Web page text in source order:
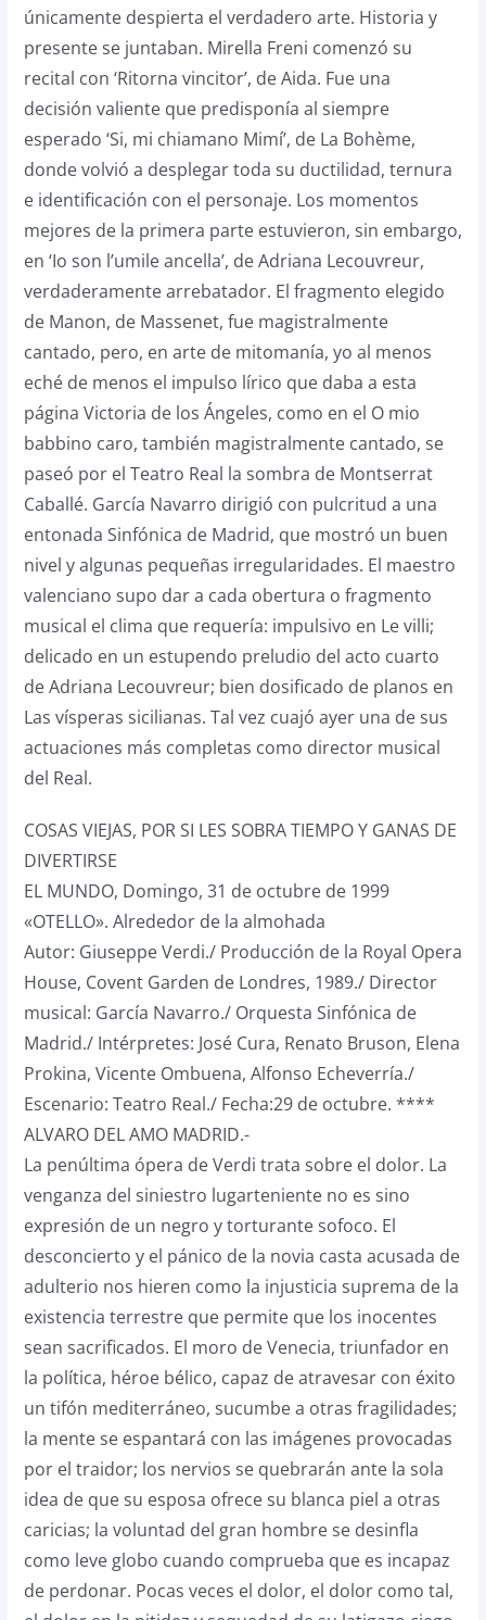
únicamente despierta el verdadero arte. Historia y
presente se juntaban. Mirella Freni comenzó su
recital con ‘Ritorna vincitor’, de Aida. Fue una
decisión valiente que predisponía al siempre
esperado ‘Si, mi chiamano Mimí’, de La Bohème,
donde volvió a desplegar toda su ductilidad, ternura
e identificación con el personaje. Los momentos
mejores de la primera parte estuvieron, sin embargo,
en ‘Io son l’umile ancella’, de Adriana Lecouvreur,
verdaderamente arrebatador. El fragmento elegido
de Manon, de Massenet, fue magistralmente
cantado, pero, en arte de mitomanía, yo al menos
eché de menos el impulso lírico que daba a esta
página Victoria de los Ángeles, como en el O mio
babbino caro, también magistralmente cantado, se
paseó por el Teatro Real la sombra de Montserrat
Caballé. García Navarro dirigió con pulcritud a una
entonada Sinfónica de Madrid, que mostró un buen
nivel y algunas pequeñas irregularidades. El maestro
valenciano supo dar a cada obertura o fragmento
musical el clima que requería: impulsivo en Le villi;
delicado en un estupendo preludio del acto cuarto
de Adriana Lecouvreur; bien dosificado de planos en
Las vísperas sicilianas. Tal vez cuajó ayer una de sus
actuaciones más completas como director musical
del Real.
COSAS VIEJAS, POR SI LES SOBRA TIEMPO Y GANAS DE
DIVERTIRSE
EL MUNDO, Domingo, 31 de octubre de 1999
«OTELLO». Alrededor de la almohada
Autor: Giuseppe Verdi./ Producción de la Royal Opera
House, Covent Garden de Londres, 1989./ Director
musical: García Navarro./ Orquesta Sinfónica de
Madrid./ Intérpretes: José Cura, Renato Bruson, Elena
Prokina, Vicente Ombuena, Alfonso Echeverría./
Escenario: Teatro Real./ Fecha:29 de octubre. ****
ALVARO DEL AMO MADRID.-
La penúltima ópera de Verdi trata sobre el dolor. La
venganza del siniestro lugarteniente no es sino
expresión de un negro y torturante sofoco. El
desconcierto y el pánico de la novia casta acusada de
adulterio nos hieren como la injusticia suprema de la
existencia terrestre que permite que los inocentes
sean sacrificados. El moro de Venecia, triunfador en
la política, héroe bélico, capaz de atravesar con éxito
un tifón mediterráneo, sucumbe a otras fragilidades;
la mente se espantará con las imágenes provocadas
por el traidor; los nervios se quebrarán ante la sola
idea de que su esposa ofrece su blanca piel a otras
caricias; la voluntad del gran hombre se desinfla
como leve globo cuando comprueba que es incapaz
de perdonar. Pocas veces el dolor, el dolor como tal,